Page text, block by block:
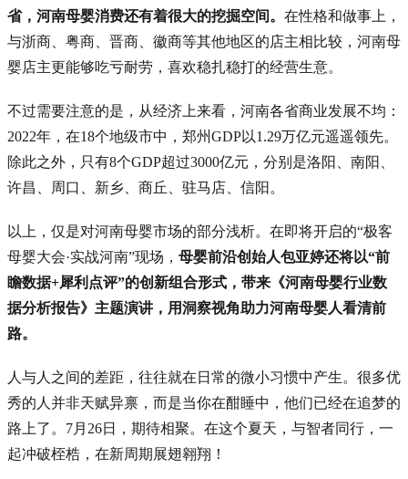
省，河南母婴消费还有着很大的挖掘空间。 在性格和做事上，
与浙商、粤商、晋商、徽商等其他地区的店主相比较，河南母
婴店主更能够吃亏耐劳，喜欢稳扎稳打的经营生意。
不过需要注意的是，从经济上来看，河南各省商业发展不均：
2022年，在18个地级市中，郑州GDP以1.29万亿元遥遥领先。
除此之外，只有8个GDP超过3000亿元，分别是洛阳、南阳、
许昌、周口、新乡、商丘、驻马店、信阳。
以上，仅是对河南母婴市场的部分浅析。在即将开启的“极客
母婴大会·实战河南”现场， 母婴前沿创始人包亚婷还将以“前
瞻数据+犀利点评”的创新组合形式，带来《河南母婴行业数
据分析报告》主题演讲，用洞察视角助力河南母婴人看清前
路。
人与人之间的差距，往往就在日常的微小习惯中产生。很多优
秀的人并非天赋异禀，而是当你在酣睡中，他们已经在追梦的
路上了。7月26日，期待相聚。在这个夏天，与智者同行，一
起冲破桎梏，在新周期展翅翱翔！